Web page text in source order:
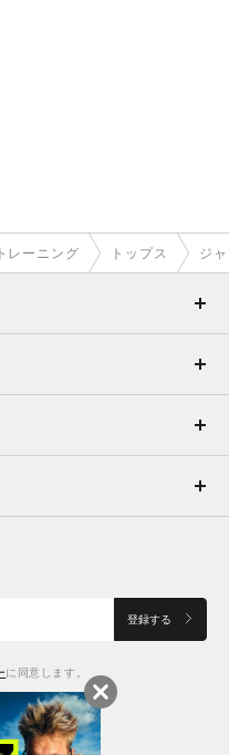
トレーニング トップス ジ
登録する
に同意します。